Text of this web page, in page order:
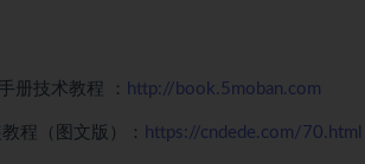
册技术教程 ： http://book.5moban.com
程（图文版）： https://cndede.com/70.html